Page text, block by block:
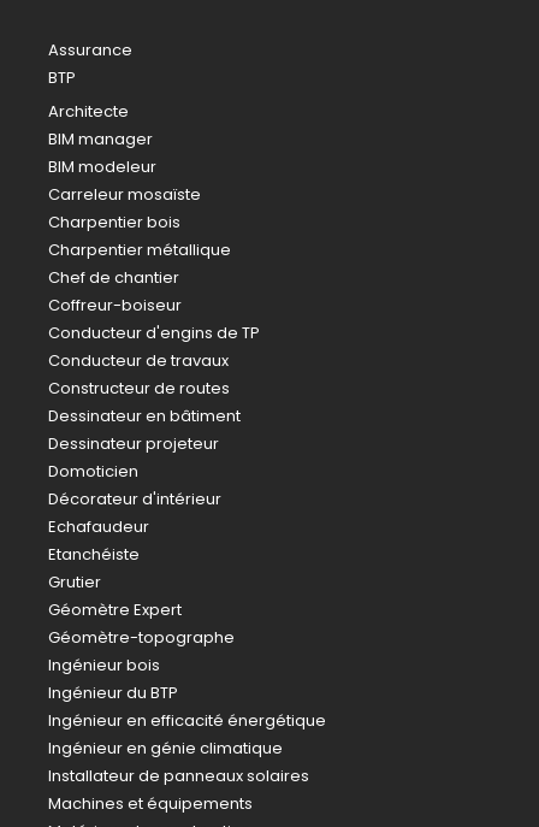
Assurance
BTP
Architecte
BIM manager
BIM modeleur
Carreleur mosaïste
Charpentier bois
Charpentier métallique
Chef de chantier
Coffreur-boiseur
Conducteur d'engins de TP
Conducteur de travaux
Constructeur de routes
Dessinateur en bâtiment
Dessinateur projeteur
Domoticien
Décorateur d'intérieur
Echafaudeur
Etanchéiste
Grutier
Géomètre Expert
Géomètre-topographe
Ingénieur bois
Ingénieur du BTP
Ingénieur en efficacité énergétique
Ingénieur en génie climatique
Installateur de panneaux solaires
Machines et équipements